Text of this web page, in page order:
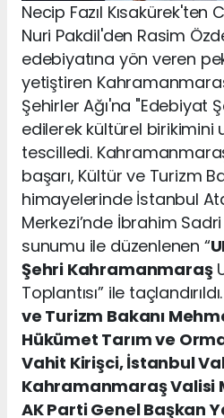
Necip Fazıl Kısakürek'ten
Nuri Pakdil'den Rasim
edebiyatına yön veren
yetiştiren
Şehirler Ağı'na "Edebiyat
edilerek kültürel birikimini
tescilledi.
başarı, Kültür ve Turizm
himayelerinde İstanbul
Merkezi’nde İbrahim Sadri
sunumu ile düzenlenen “
Şehri Kahramanmaraş
Toplantısı” ile
ve Turizm Bakanı
Hükümet Tarım ve
Vahit Kirişci, İstanbul
Kahramanmaraş Valisi
AK Parti Genel Başkan